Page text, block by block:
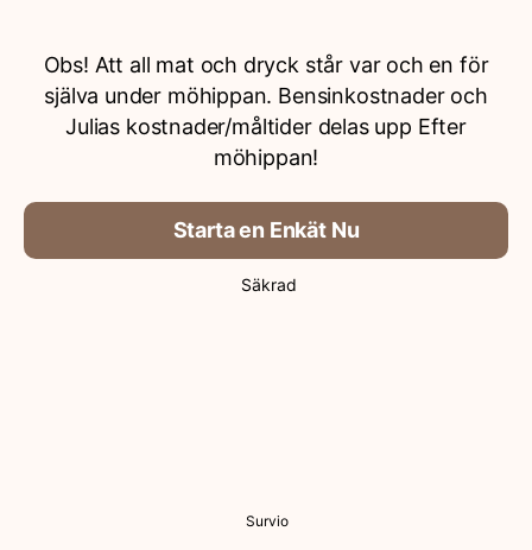
Obs! Att all mat och dryck står var och en för
själva under möhippan. Bensinkostnader och
Julias kostnader/måltider delas upp Efter
möhippan!
Starta en Enkät Nu
Säkrad
Survio